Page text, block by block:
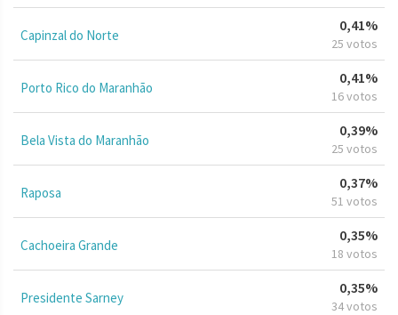
Capinzal do Norte
0,41%
25 votos
Porto Rico do Maranhão
0,41%
16 votos
Bela Vista do Maranhão
0,39%
25 votos
Raposa
0,37%
51 votos
Cachoeira Grande
0,35%
18 votos
Presidente Sarney
0,35%
34 votos